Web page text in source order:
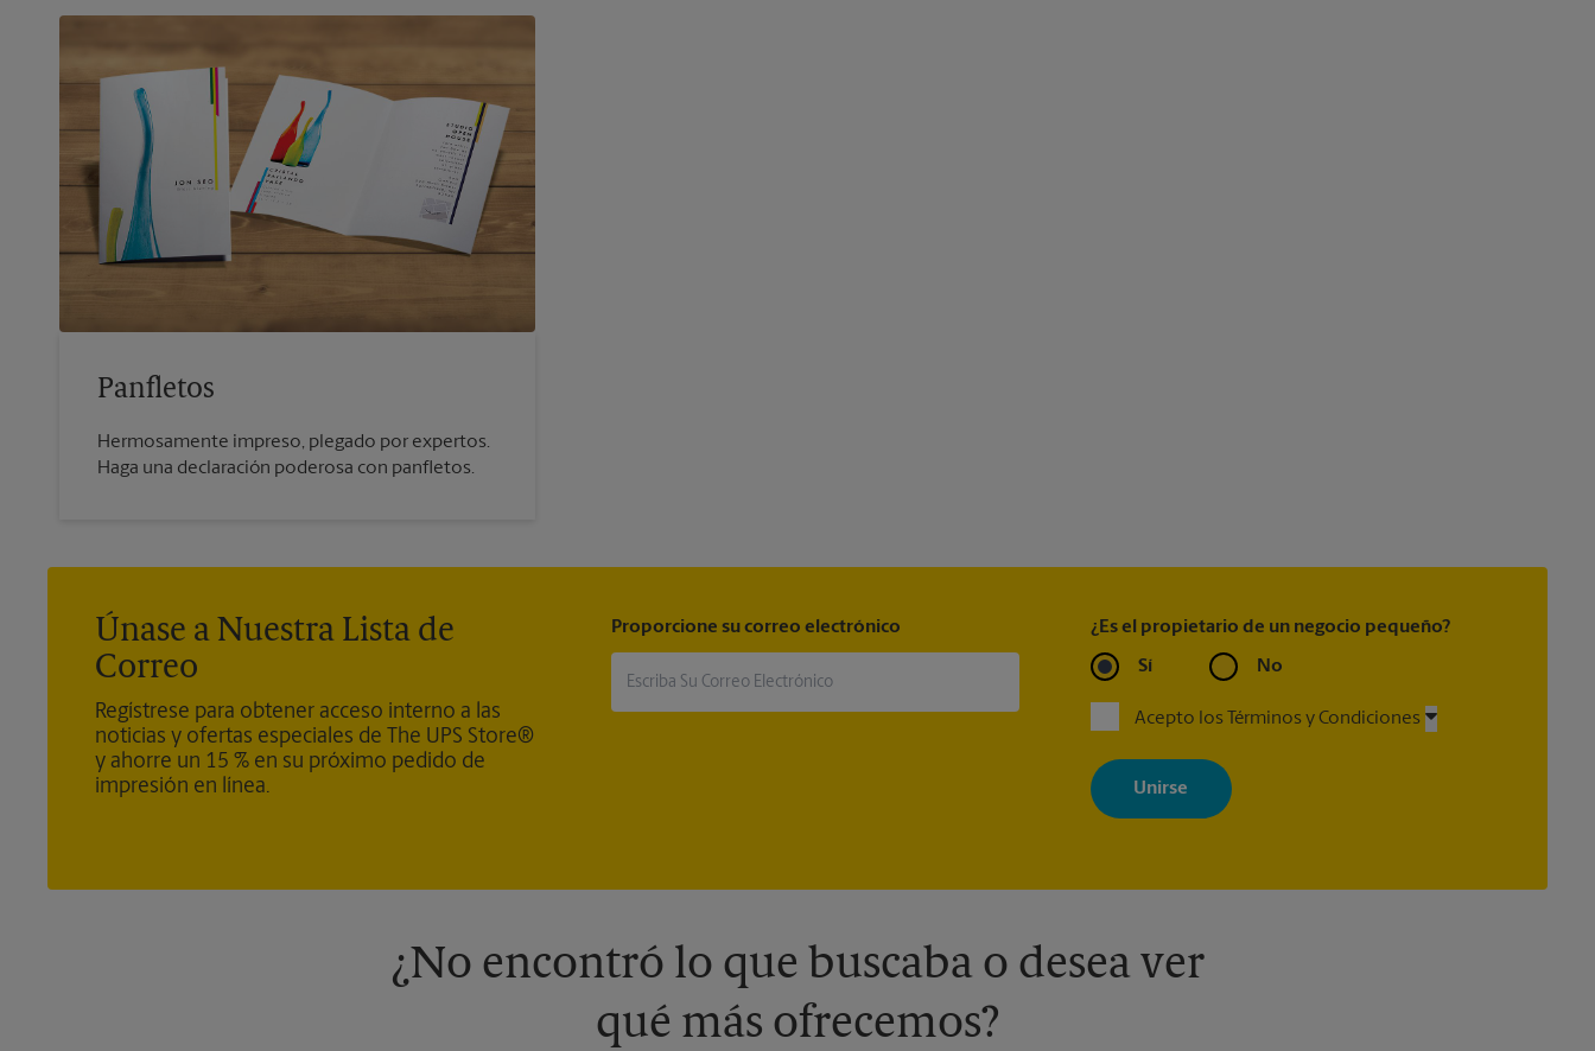
Panfletos
Hermosamente impreso, plegado por expertos.
Haga una declaración poderosa con panfletos.
Únase a Nuestra Lista de
Correo
Regístrese para obtener acceso interno a las
noticias y ofertas especiales de The UPS Store®
y ahorre un 15 % en su próximo pedido de
impresión en línea.
Proporcione su correo electrónico ¿Es el propietario de un negocio pequeño?
Sí No
Acepto los Términos y Condiciones
Al registrarse, acepta recibir correos electrónicos de The UPS Store
con noticias, ofertas especiales, promociones y mensajes
adaptados a sus intereses. Puede darse de baja en cualquier
momento. Para más información, consulte nuestra política de
información, contacte al centro The UPS Store en su ciudad.
¿No encontró lo que buscaba o desea ver
qué más ofrecemos?